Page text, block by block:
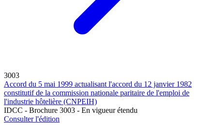
3003
Accord du 5 mai 1999 actualisant l'accord du 12 janvier 1982
constitutif de la commission nationale paritaire de l'emploi de
l'industrie hôtelière (CNPEIH)
IDCC - Brochure 3003 - En vigueur étendu
Consulter l'édition